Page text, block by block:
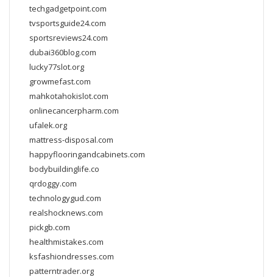
techgadgetpoint.com
tvsportsguide24.com
sportsreviews24.com
dubai360blog.com
lucky77slot.org
growmefast.com
mahkotahokislot.com
onlinecancerpharm.com
ufalek.org
mattress-disposal.com
happyflooringandcabinets.com
bodybuildinglife.co
qrdoggy.com
technologygud.com
realshocknews.com
pickgb.com
healthmistakes.com
ksfashiondresses.com
patterntrader.org